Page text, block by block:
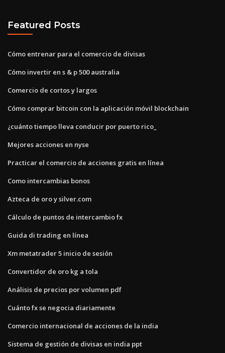
Featured Posts
Cómo entrenar para el comercio de divisas
Cómo invertir en s & p 500 australia
Comercio de cortos y largos
Cómo comprar bitcoin con la aplicación móvil blockchain
¿cuánto tiempo lleva conducir por puerto rico_
Mejores acciones en nyse
Practicar el comercio de acciones gratis en línea
Como intercambias bonos
Azteca de oro y silver.com
Cálculo de puntos de intercambio fx
Guida di trading en línea
Xm metatrader 5 inicio de sesión
Convertidor de oro kg a tola
Análisis de precios por volumen pdf
Cuánto fx se negocia diariamente
Comercio internacional de acciones de la india
Sistema de gestión de divisas en india ppt